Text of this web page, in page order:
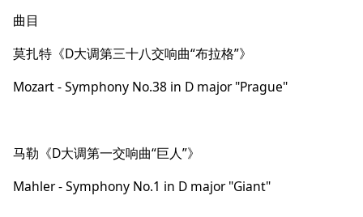
曲目
莫扎特《D大调第三十八交响曲“布拉格”》
Mozart - Symphony No.38 in D major "Prague"
马勒《D大调第一交响曲“巨人”》
Mahler - Symphony No.1 in D major "Giant"